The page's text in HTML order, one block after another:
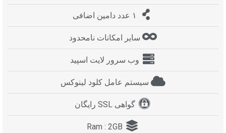
۱ عدد دامین اضافی
سایر امکانات نامحدود
وب سرور لایت اسپید
سیستم عامل کلود لینوکس
گواهی SSL رایگان
Ram : 2GB